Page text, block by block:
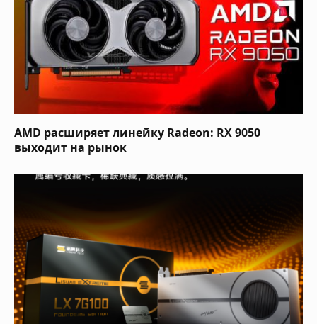
AMD расширяет линейку Radeon: RX 9050
выходит на рынок